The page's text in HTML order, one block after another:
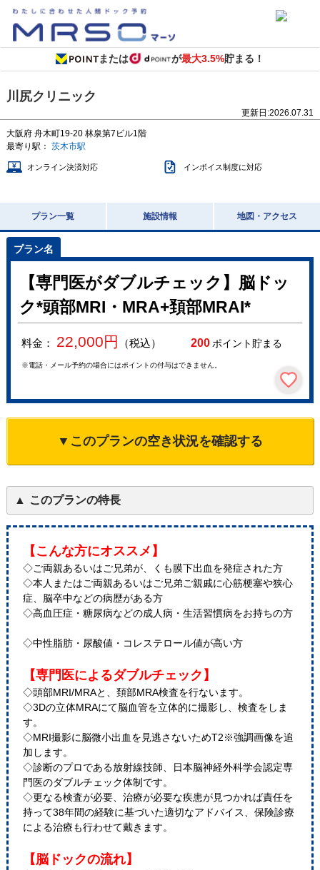
または が最大3.5%貯まる！
川尻クリニック
更新日:2026.07.31
大阪府 舟木町19-20 林泉第7ビル1階
最寄り駅： 茨木市駅
オンライン決済対応 インボイス制度に対応
プラン一覧 施設情報 地図・アクセス
【専門医がダブルチェック】脳ドッ
ク*頭部MRI・MRA+頚部MRAI*
料金： 22,000円 （税込） 200ポイント貯まる
※電話・メール予約の場合にはポイントの付与はできません。
▼このプランの空き状況を確認する
このプランの特長
【こんな方にオススメ】
◇ご両親あるいはご兄弟が、くも膜下出血を発症された方
◇本人またはご両親あるいはご兄弟ご親戚に心筋梗塞や狭心
症、脳卒中などの病歴がある方
◇高血圧症・糖尿病などの成人病・生活習慣病をお持ちの方
◇中性脂肪・尿酸値・コレステロール値が高い方
【専門医によるダブルチェック】
◇頭部MRI/MRAと、頚部MRA検査を行ないます。
◇3Dの立体MRAにて脳血管を立体的に撮影し、検査をしま
す。
◇MRI撮影に脳微小出血を見逃さないためT2※強調画像を追
加します。
◇診断のプロである放射線技師、日本脳神経外科学会認定専
門医のダブルチェック体制です。
◇更なる検査が必要、治療が必要な疾患が見つかれば責任を
持って38年間の経験に基づいた適切なアドバイス、保険診療
による治療も行わせて戴きます。
【脳ドックの流れ】